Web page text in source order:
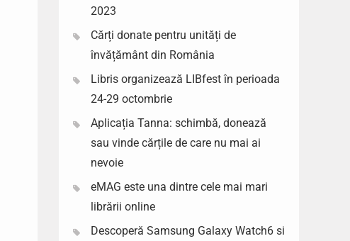
2023
Cărți donate pentru unități de
învățământ din România
Libris organizează LIBfest în perioada
24-29 octombrie
Aplicația Tanna: schimbă, donează
sau vinde cărțile de care nu mai ai
nevoie
eMAG este una dintre cele mai mari
librării online
Descoperă Samsung Galaxy Watch6 si